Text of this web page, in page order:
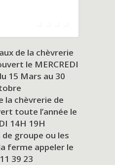
de la chèvrerie
le MERCREDI
15 Mars au 30
la chèvrerie de
toute l’année le
14H 19H
groupe ou les
ferme appeler le
39 23